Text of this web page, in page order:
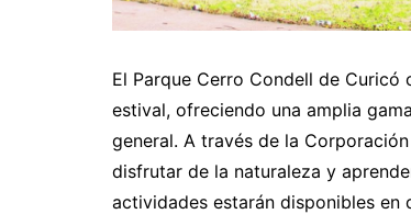
El Parque Cerro Condell de
estival, ofreciendo una amplia
general. A través de la
disfrutar de la naturaleza y
actividades estarán disponibles